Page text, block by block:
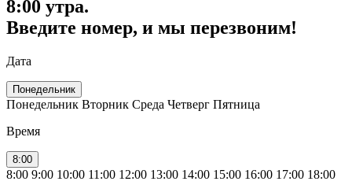
8:00 утра.
Введите номер, и мы перезвоним!
Дата
Понедельник
Понедельник Вторник Среда Четверг Пятница
Время
8:00
8:00 9:00 10:00 11:00 12:00 13:00 14:00 15:00 16:00 17:00 18:00